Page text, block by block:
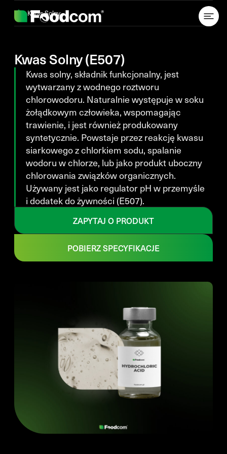
Kwas Solny
Kwas Solny (E507)
Kwas solny, składnik funkcjonalny, jest
wytwarzany z wodnego roztworu
chlorowodoru. Naturalnie występuje w soku
żołądkowym człowieka, wspomagając
trawienie, i jest również produkowany
syntetycznie. Powstaje przez reakcję kwasu
siarkowego z chlorkiem sodu, spalanie
wodoru w chlorze, lub jako produkt uboczny
chlorowania związków organicznych.
Używany jest jako regulator pH w przemyśle
i dodatek do żywności (E507).
ZAPYTAJ O PRODUKT
POBIERZ SPECYFIKACJE